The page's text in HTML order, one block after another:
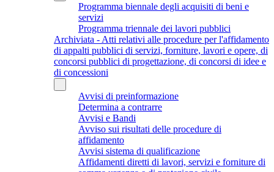
Programma biennale degli acquisiti di beni e
servizi
Programma triennale dei lavori pubblici
Archiviata - Atti relativi alle procedure per l'affidamento
di appalti pubblici di servizi, forniture, lavori e opere, di
concorsi pubblici di progettazione, di concorsi di idee e
di concessioni
Avvisi di preinformazione
Determina a contrarre
Avvisi e Bandi
Avviso sui risultati delle procedure di
affidamento
Avvisi sistema di qualificazione
Affidamenti diretti di lavori, servizi e forniture di